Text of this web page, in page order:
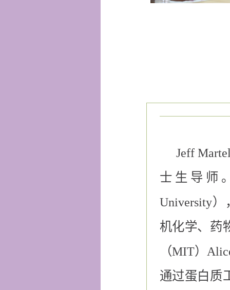
Jeff
士生导师
University
机化学、药
（MIT）
通过蛋白质